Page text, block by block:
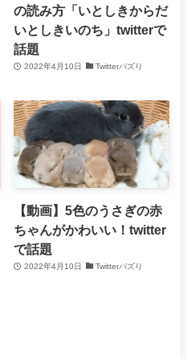
の読み方「いとしきからだ
いとしきいのち」twitterで
話題
2022年4月10日 Twitterバズり
【動画】5色のうさぎの赤
ちゃんがかわいい！twitter
で話題
2022年4月10日 Twitterバズり